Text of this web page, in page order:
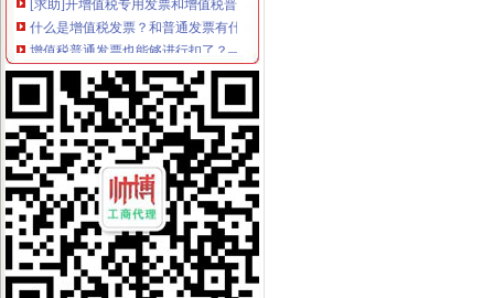
什么是增值税发票？和普通发票有什么区别？-法律快车报关商检
增值税普通发票也能够进行扣了？—多有米
增值税普通发票如何入账_已解决-阿里巴巴生意经
广西国税增值税普通发票
增值税电子发票“登陆”万州—三峡媒网—万州门户|华龙网渝东北网
税务总局：今起开增值税普通发票需提供税号-上游新闻汇聚向上的力量
增值税发票和普通发票有哪些区别
税务总局：今起开增值税普通发票需提供税号_证券时报网
关于采集增值税普通发票信息的通知
7月起,开具普通增值税发票有新规！_服务推荐_中国网
增值税普通发票开票软件-CSDN下载
增值税普通发票定义
开具增值税普通发票只需要公司名称,其他的都不需要_财经头条